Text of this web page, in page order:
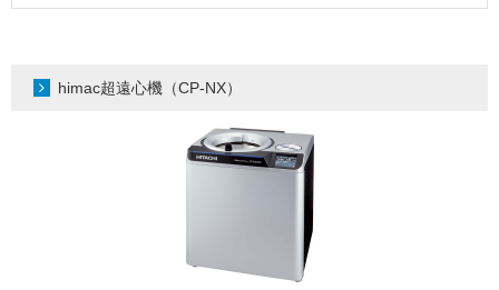
himac超遠心機（CP-NX）